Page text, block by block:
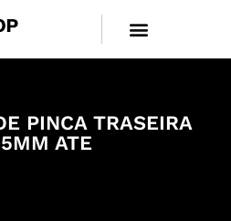
PINCA TRASEIRA
ATE